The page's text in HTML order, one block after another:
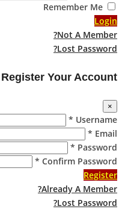
Remember Me
Login
Not A Member?
Lost Password?
Register Your Account
×
Username *
Email *
Password *
Confirm Password *
Register
Already A Member?
Lost Password?